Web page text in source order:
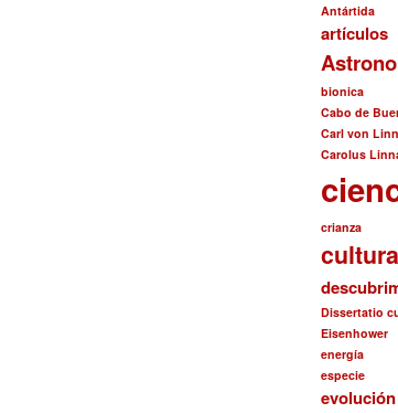
Antártida
artículos
bionica
Cabo de
Carl von
Carolus
crianza
cultura
Dissertatio
Eisenhower
energía
especie